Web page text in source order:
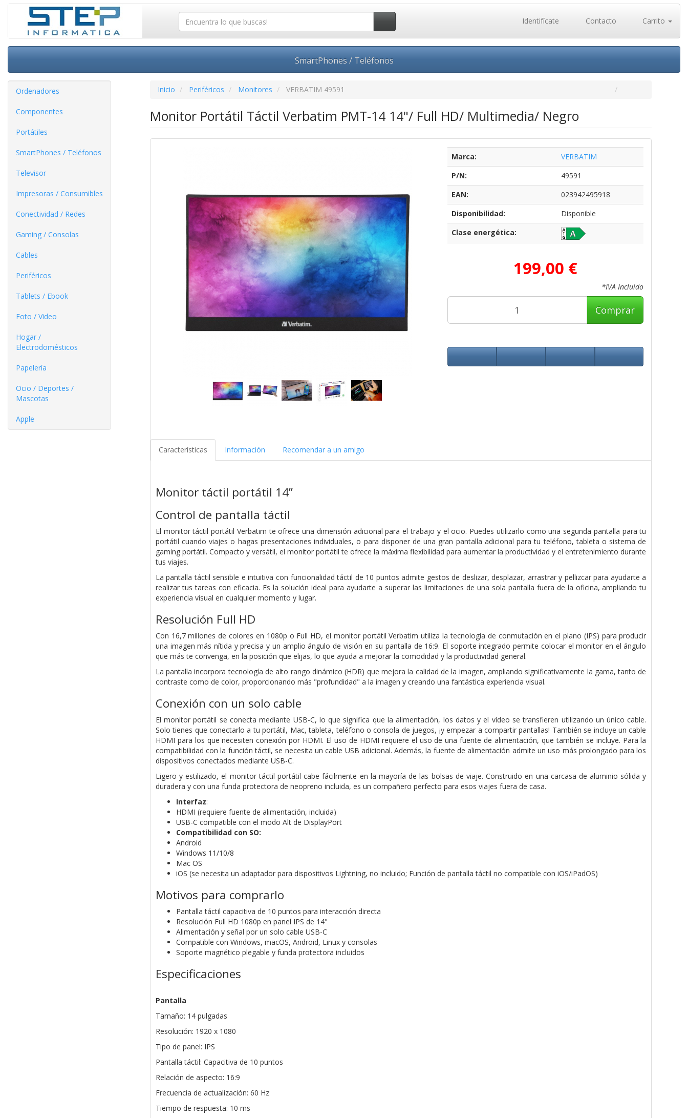
Identifícate Contacto Carrito
SmartPhones / Teléfonos
Ordenadores
Componentes
Portátiles
SmartPhones / Teléfonos
Televisor
Impresoras / Consumibles
Conectividad / Redes
Gaming / Consolas
Cables
Periféricos
Tablets / Ebook
Foto / Video
Hogar /
Electrodomésticos
Papelería
Ocio / Deportes /
Mascotas
Apple
Inicio Periféricos Monitores VERBATIM 49591
Monitor Portátil Táctil Verbatim PMT-14 14"/ Full HD/ Multimedia/ Negro
Marca:
VERBATIM
P/N:
49591
EAN:
023942495918
Disponibilidad:
Disponible
Clase energética:
199,00 €
*IVA Incluido
Comprar
Características Información Recomendar a un amigo
Monitor táctil portátil 14”
Control de pantalla táctil
El monitor táctil portátil Verbatim te ofrece una dimensión adicional para el trabajo y el ocio. Puedes utilizarlo como una segunda pantalla para tu
portátil cuando viajes o hagas presentaciones individuales, o para disponer de una gran pantalla adicional para tu teléfono, tableta o sistema de
gaming portátil. Compacto y versátil, el monitor portátil te ofrece la máxima flexibilidad para aumentar la productividad y el entretenimiento durante
tus viajes.
La pantalla táctil sensible e intuitiva con funcionalidad táctil de 10 puntos admite gestos de deslizar, desplazar, arrastrar y pellizcar para ayudarte a
realizar tus tareas con eficacia. Es la solución ideal para ayudarte a superar las limitaciones de una sola pantalla fuera de la oficina, ampliando tu
experiencia visual en cualquier momento y lugar.
Resolución Full HD
Con 16,7 millones de colores en 1080p o Full HD, el monitor portátil Verbatim utiliza la tecnología de conmutación en el plano (IPS) para producir
una imagen más nítida y precisa y un amplio ángulo de visión en su pantalla de 16:9. El soporte integrado permite colocar el monitor en el ángulo
que más te convenga, en la posición que elijas, lo que ayuda a mejorar la comodidad y la productividad general.
La pantalla incorpora tecnología de alto rango dinámico (HDR) que mejora la calidad de la imagen, ampliando significativamente la gama, tanto de
contraste como de color, proporcionando más "profundidad" a la imagen y creando una fantástica experiencia visual.
Conexión con un solo cable
El monitor portátil se conecta mediante USB-C, lo que significa que la alimentación, los datos y el vídeo se transfieren utilizando un único cable.
Solo tienes que conectarlo a tu portátil, Mac, tableta, teléfono o consola de juegos, ¡y empezar a compartir pantallas! También se incluye un cable
HDMI para los que necesiten conexión por HDMI. El uso de HDMI requiere el uso de una fuente de alimentación, que también se incluye. Para la
compatibilidad con la función táctil, se necesita un cable USB adicional. Además, la fuente de alimentación admite un uso más prolongado para los
dispositivos conectados mediante USB-C.
Ligero y estilizado, el monitor táctil portátil cabe fácilmente en la mayoría de las bolsas de viaje. Construido en una carcasa de aluminio sólida y
duradera y con una funda protectora de neopreno incluida, es un compañero perfecto para esos viajes fuera de casa.
Interfaz:
HDMI (requiere fuente de alimentación, incluida)
USB-C compatible con el modo Alt de DisplayPort
Compatibilidad con SO:
Android
Windows 11/10/8
Mac OS
iOS (se necesita un adaptador para dispositivos Lightning, no incluido; Función de pantalla táctil no compatible con iOS/iPadOS)
Motivos para comprarlo
Pantalla táctil capacitiva de 10 puntos para interacción directa
Resolución Full HD 1080p en panel IPS de 14"
Alimentación y señal por un solo cable USB-C
Compatible con Windows, macOS, Android, Linux y consolas
Soporte magnético plegable y funda protectora incluidos
Especificaciones
Pantalla
Tamaño: 14 pulgadas
Resolución: 1920 x 1080
Tipo de panel: IPS
Pantalla táctil: Capacitiva de 10 puntos
Relación de aspecto: 16:9
Frecuencia de actualización: 60 Hz
Tiempo de respuesta: 10 ms